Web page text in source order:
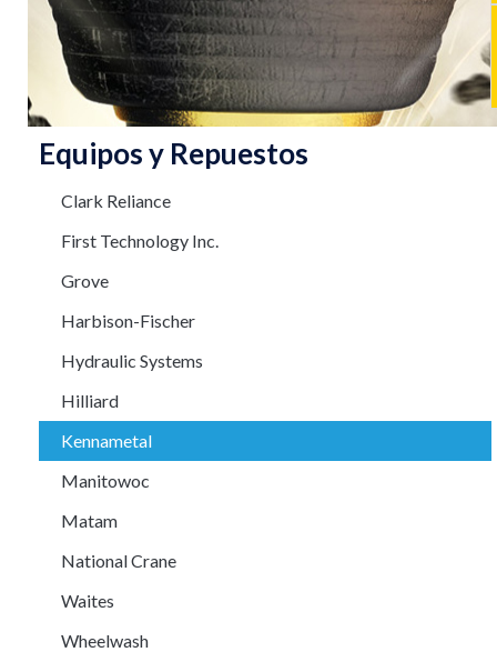
Equipos y Repuestos
Clark Reliance
First Technology Inc.
Grove
Harbison-Fischer
Hydraulic Systems
Hilliard
Kennametal
Manitowoc
Matam
National Crane
Waites
Wheelwash